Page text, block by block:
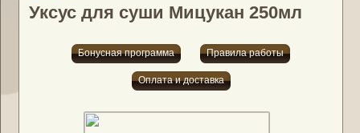
Уксус для суши Мицукан 250мл
Бонусная программа Правила работы
Оплата и доставка